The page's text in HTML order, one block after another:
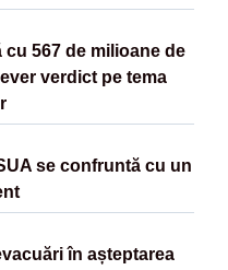
cu 567 de milioane de
verdict pe tema
se confruntă cu un
în așteptarea